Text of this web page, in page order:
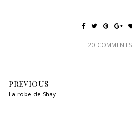
20 COMMENTS
PREVIOUS
La robe de Shay